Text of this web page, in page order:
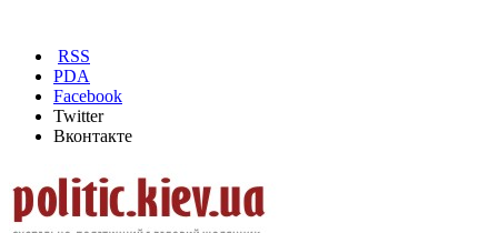
RSS
PDA
Facebook
Twitter
Вконтакте